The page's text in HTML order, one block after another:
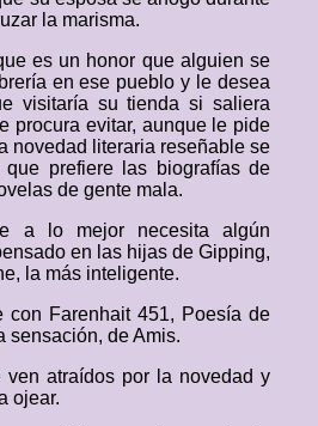
la marisma.
es un honor que alguien se
en ese pueblo y le desea
visitaría su tienda si saliera
procura evitar, aunque le pide
novedad literaria reseñable se
que prefiere las biografías de
de gente mala.
a lo mejor necesita algún
en las hijas de Gipping,
la más inteligente.
con Farenhait 451, Poesía de
sensación, de Amis.
ven atraídos por la novedad y
ojear.